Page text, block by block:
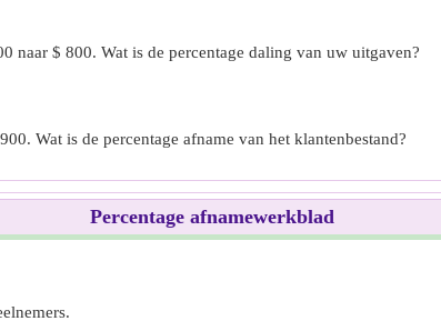
naar $ 800. Wat is de percentage daling van uw uitgaven?
Wat is de percentage afname van het klantenbestand?
Percentage afnamewerkblad